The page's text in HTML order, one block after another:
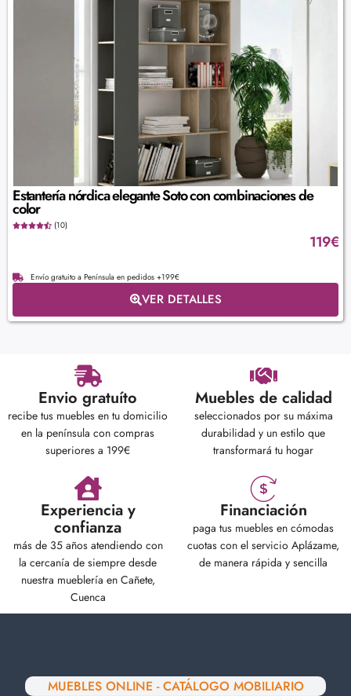
Estantería nórdica elegante Soto con combinaciones de
color
(10)
119€
Envío gratuito a Península en pedidos +199€
VER DETALLES
Envio gratuíto
recibe tus muebles en tu domicilio
en la península con compras
superiores a 199€
Muebles de calidad
seleccionados por su máxima
durabilidad y un estilo que
transformará tu hogar
Experiencia y
confianza
más de 35 años atendiendo con
la cercanía de siempre desde
nuestra mueblería en Cañete,
Cuenca
Financiación
paga tus muebles en cómodas
cuotas con el servicio Aplázame,
de manera rápida y sencilla
MUEBLES ONLINE - CATÁLOGO MOBILIARIO